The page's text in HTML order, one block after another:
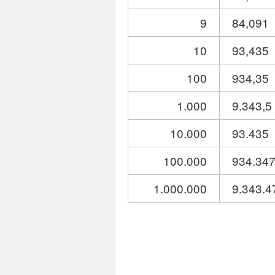
9
84,091
10
93,435
100
934,35
1.000
9.343,5
10.000
93.435
100.000
934.347
1.000.000